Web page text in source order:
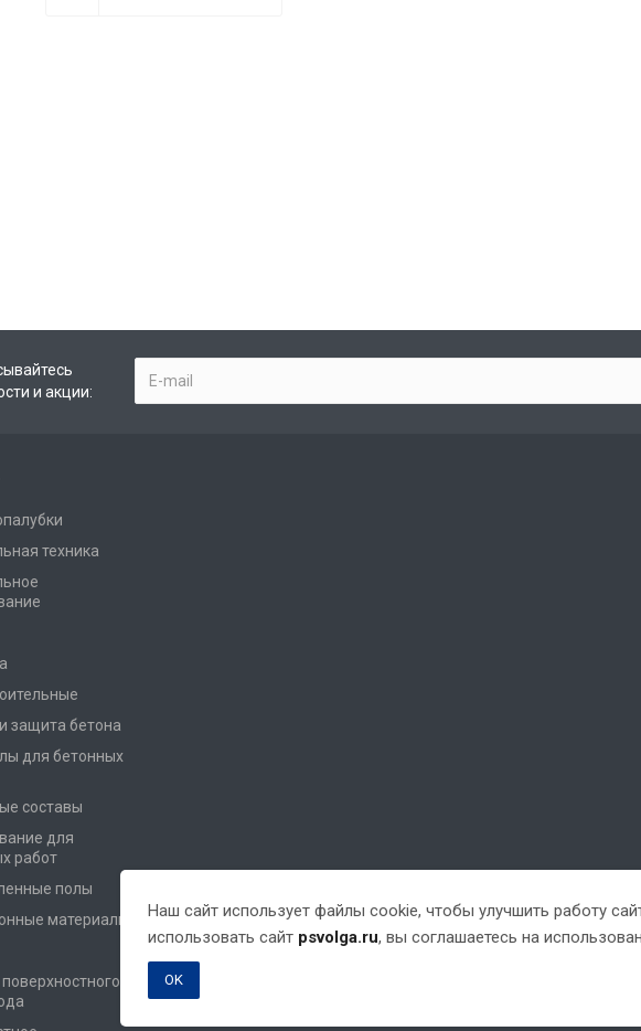
и акции:
техника
защита бетона
для бетонных
составы
для
работ
полы
материалы
Наш сайт использует файлы cookie, чтобы улучшить работу
использовать сайт psvolga.ru, вы соглашаетесь на
OK